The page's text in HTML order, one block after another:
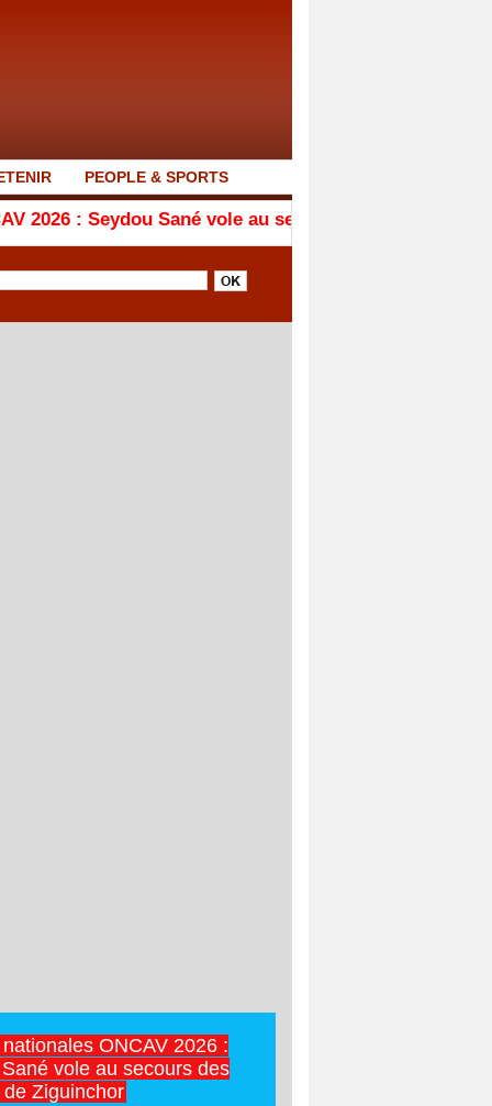
PEOPLE & SPORTS
Sané vole au secours des équipes de Ziguinchor
ONCAV 2026 :
vole au secours des
Ziguinchor